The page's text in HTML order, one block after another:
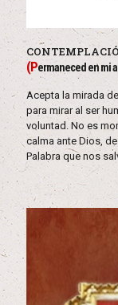
(Permaneced en mi
Acepta la mirada
para mirar al ser
voluntad. No es
calma ante Dios,
Palabra que nos